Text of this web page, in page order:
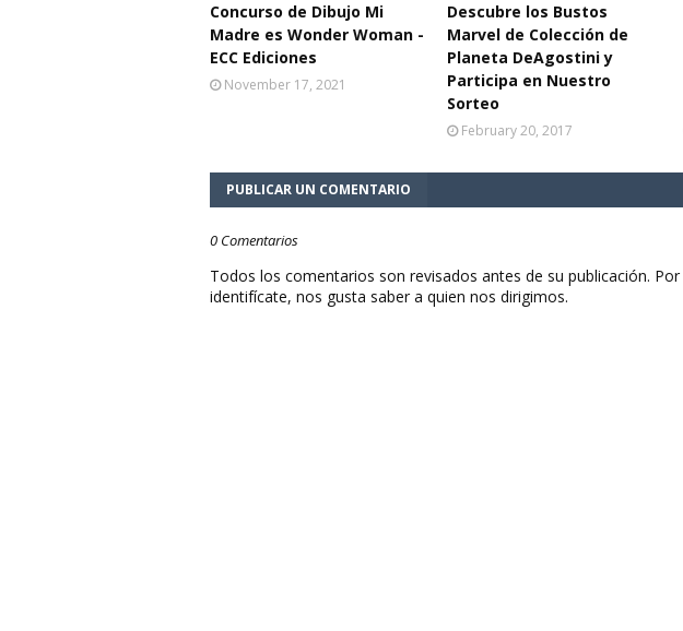
Concurso de Dibujo Mi
Madre es Wonder Woman -
ECC Ediciones
November 17, 2021
Descubre los Bustos
Marvel de Colección de
Planeta DeAgostini y
Participa en Nuestro
Sorteo
February 20, 2017
PUBLICAR UN COMENTARIO
0 Comentarios
Todos los comentarios son revisados antes de su publicación.
identifícate, nos gusta saber a quien nos dirigimos.